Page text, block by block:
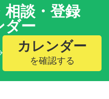
相談・登録
ダー
カレンダー
を確認する